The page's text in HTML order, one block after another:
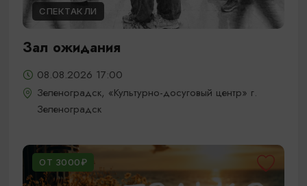
СПЕКТАКЛИ
Зал ожидания
08.08.2026 17:00
Зеленоградск, «Культурно-досуговый центр» г.
Зеленоградск
ОТ 3000₽